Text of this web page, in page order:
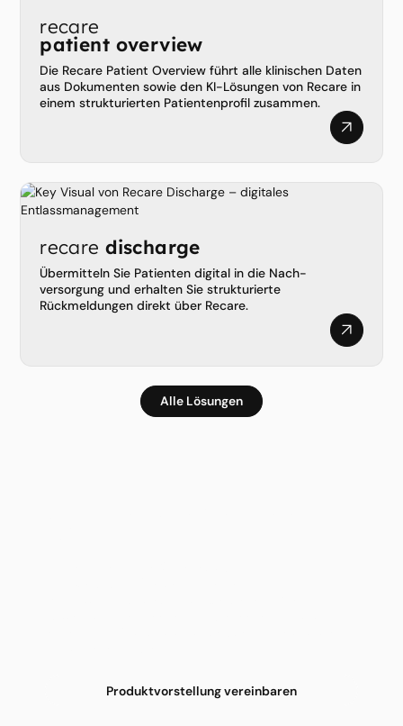
recare
patient overview
Die Recare Patient Overview führt alle klinischen Daten
aus Dokumenten sowie den KI-Lösungen von Recare in
einem strukturierten Patientenprofil zusammen.
recaredischarge
Übermitteln Sie Patienten digital in die Nach­
versorgung und erhalten Sie strukturierte
Rückmeldungen direkt über Recare.
Alle Lösungen
Produktvorstellung vereinbaren